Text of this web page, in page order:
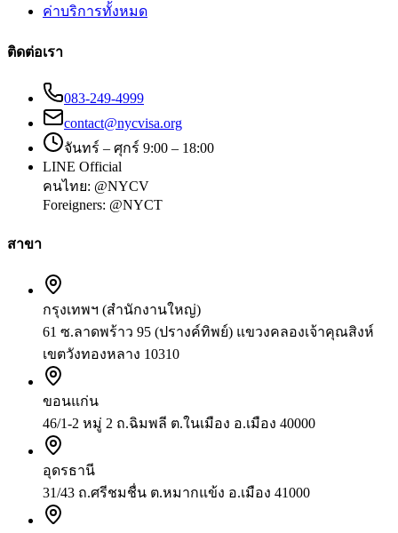
ค่าบริการทั้งหมด
ติดต่อเรา
083-249-4999
contact@nycvisa.org
จันทร์ – ศุกร์ 9:00 – 18:00
LINE Official
คนไทย: @NYCV
Foreigners: @NYCT
สาขา
กรุงเทพฯ (สำนักงานใหญ่)
61 ซ.ลาดพร้าว 95 (ปรางค์ทิพย์) แขวงคลองเจ้าคุณสิงห์
เขตวังทองหลาง 10310
ขอนแก่น
46/1-2 หมู่ 2 ถ.ฉิมพลี ต.ในเมือง อ.เมือง 40000
อุดรธานี
31/43 ถ.ศรีชมชื่น ต.หมากแข้ง อ.เมือง 41000